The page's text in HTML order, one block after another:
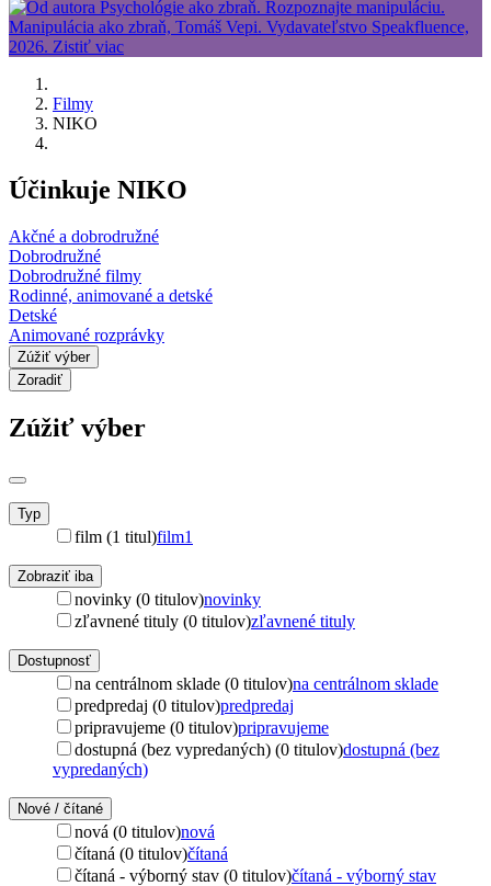
Filmy
NIKO
Účinkuje NIKO
Akčné a dobrodružné
Dobrodružné
Dobrodružné filmy
Rodinné, animované a detské
Detské
Animované rozprávky
Zúžiť výber
Zoradiť
Zúžiť výber
Typ
film (1 titul)film1
Zobraziť iba
novinky (0 titulov)novinky
zľavnené tituly (0 titulov)zľavnené tituly
Dostupnosť
na centrálnom sklade (0 titulov)na centrálnom sklade
predpredaj (0 titulov)predpredaj
pripravujeme (0 titulov)pripravujeme
dostupná (bez vypredaných) (0 titulov)dostupná (bez
vypredaných)
Nové / čítané
nová (0 titulov)nová
čítaná (0 titulov)čítaná
čítaná - výborný stav (0 titulov)čítaná - výborný stav